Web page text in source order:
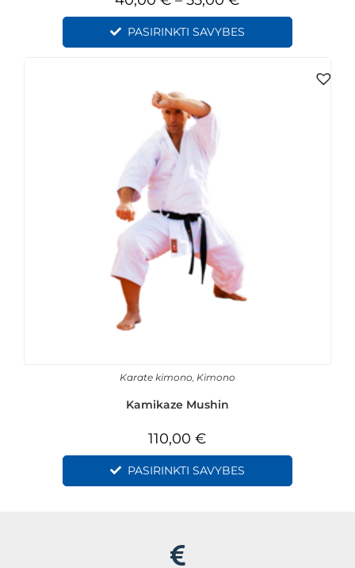
PASIRINKTI SAVYBES
Karate kimono Kimono
Kamikaze Mushin
110,00€
PASIRINKTI SAVYBES